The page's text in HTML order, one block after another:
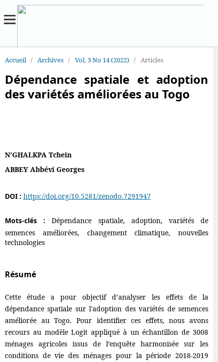
Accueil / Archives / Vol. 3 No 14 (2022) / Articles
Dépendance spatiale et adoption
des variétés améliorées au Togo
N’GHALKPA Tchein
ABBEY Abbévi Georges
DOI : https://doi.org/10.5281/zenodo.7291947
Mots-clés :Dépendance spatiale, adoption, variétés de
semences améliorées, changement climatique, nouvelles
technologies
Résumé
Cette étude a pour objectif d’analyser les effets de la
dépendance spatiale sur l'adoption des variétés de semences
améliorée au Togo. Pour identifier ces effets, nous avons
recours au modèle Logit appliqué à un échantillon de 3008
ménages agricoles issus de l’enquête harmonisée sur les
conditions de vie des ménages pour la période 2018-2019